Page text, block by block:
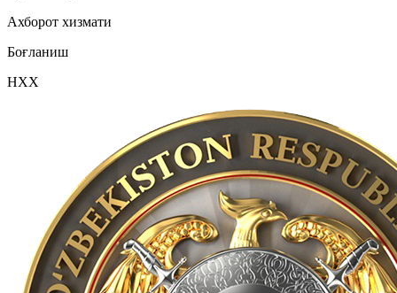
Ахборот хизмати
Боғланиш
НХХ